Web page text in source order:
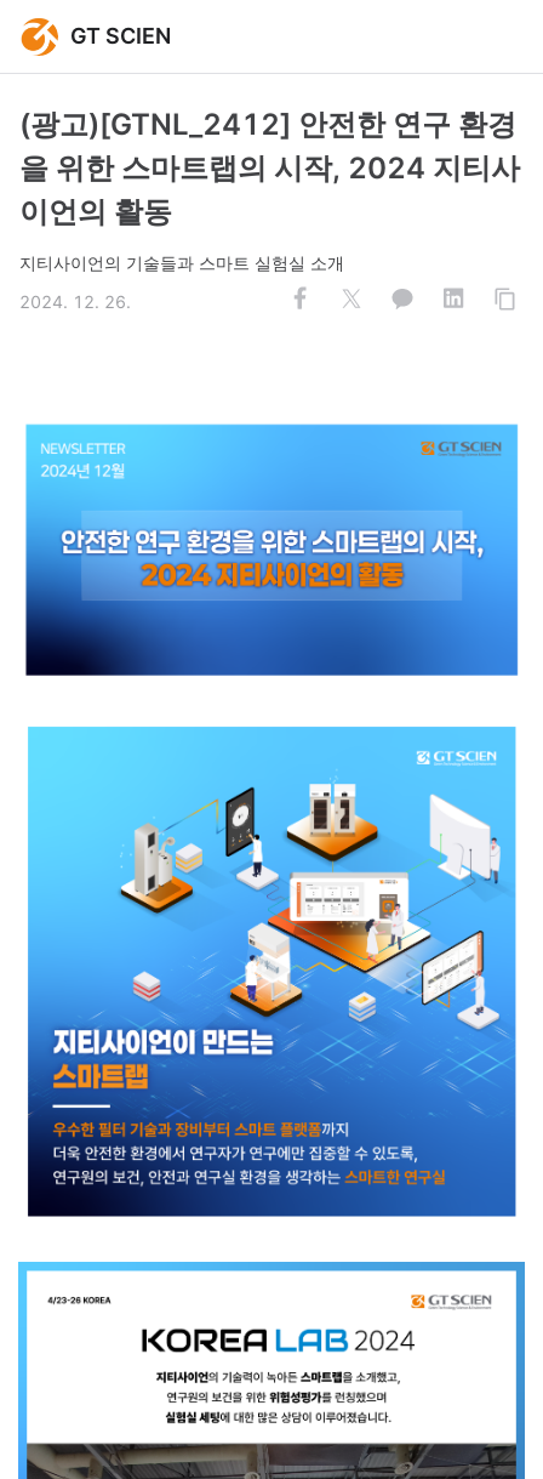
GT SCIEN
(광고)[GTNL_2412] 안전한 연구 환경
을 위한 스마트랩의 시작, 2024 지티사
이언의 활동
지티사이언의 기술들과 스마트 실험실 소개
2024. 12. 26.